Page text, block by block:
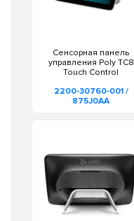
Сенсорная панель
управления Poly TC8
Touch Control
2200-30760-001 /
875J0AA